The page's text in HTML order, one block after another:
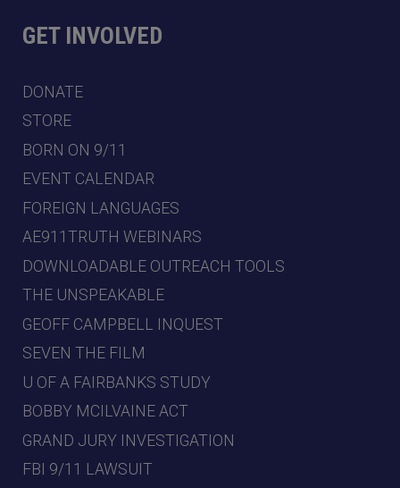
GET INVOLVED
DONATE
STORE
BORN ON 9/11
EVENT CALENDAR
FOREIGN LANGUAGES
AE911TRUTH WEBINARS
DOWNLOADABLE OUTREACH TOOLS
THE UNSPEAKABLE
GEOFF CAMPBELL INQUEST
SEVEN THE FILM
U OF A FAIRBANKS STUDY
BOBBY MCILVAINE ACT
GRAND JURY INVESTIGATION
FBI 9/11 LAWSUIT